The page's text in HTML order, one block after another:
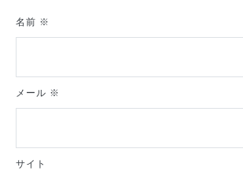
名前 ※
メール ※
サイト